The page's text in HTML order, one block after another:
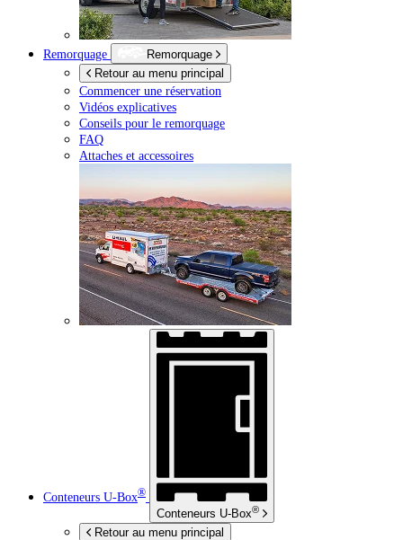
Remorquage
Remorquage
Retour au menu principal
Commencer une réservation
Vidéos explicatives
Conseils pour le remorquage
FAQ
Attaches et accessoires
Conteneurs U-Box®
Conteneurs U-Box®
Retour au menu principal